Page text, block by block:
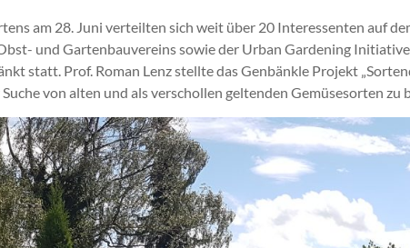
am 28. Juni verteilten sich weit über 20 Interessenten auf
und Gartenbauvereins sowie der Urban Gardening
statt. Prof. Roman Lenz stellte das Genbänkle Projekt
von alten und als verschollen geltenden Gemüsesorten zu